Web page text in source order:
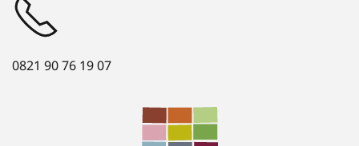
0821 90 76 19 07